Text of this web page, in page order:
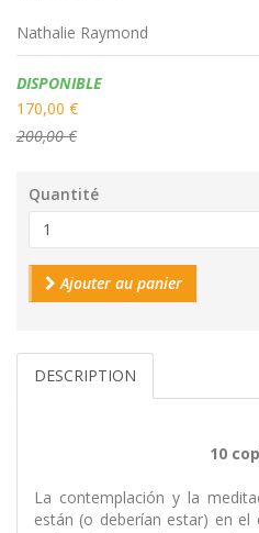
Nathalie Raymond
Disponibilité:
DISPONIBLE
170,00 €
200,00 €
Quantité
Ajouter au panier
DESCRIPTION
10
La contemplación y la
están (o deberían estar) en